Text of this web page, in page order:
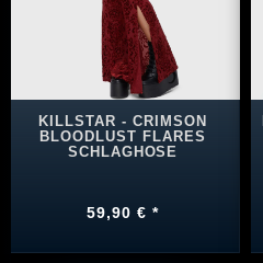
KILLSTAR - CRIMSON
BLOODLUST FLARES
SCHLAGHOSE
59,90 € *